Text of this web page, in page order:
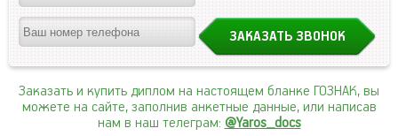
Заказать и купить диплом на настоящем бланке ГОЗНАК, вы
можете на сайте, заполнив анкетные данные, или написав
нам в наш телеграм: @Yaros_docs